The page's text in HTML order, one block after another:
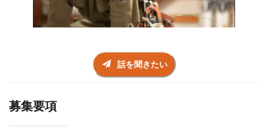
話を聞きたい
募集要項